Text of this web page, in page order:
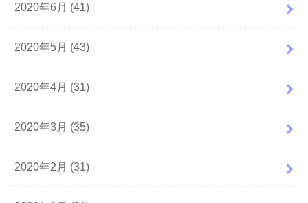
2020年6月 (41)
2020年5月 (43)
2020年4月 (31)
2020年3月 (35)
2020年2月 (31)